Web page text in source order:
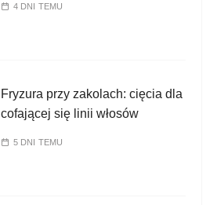
4 DNI TEMU
Fryzura przy zakolach: cięcia dla
cofającej się linii włosów
5 DNI TEMU